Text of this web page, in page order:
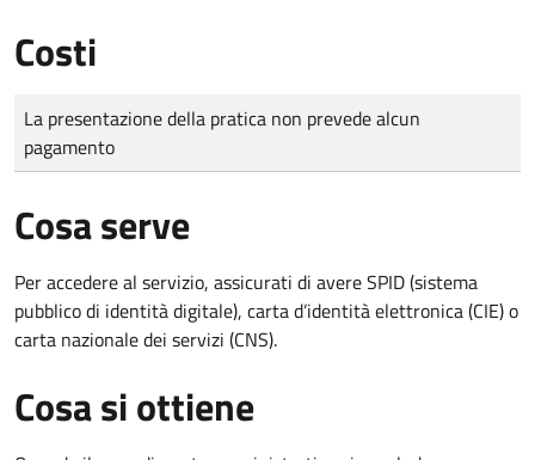
Costi
Tipo di pagamento
Importo
La presentazione della pratica non prevede alcun
pagamento
Cosa serve
Per accedere al servizio, assicurati di avere SPID (sistema
pubblico di identità digitale), carta d’identità elettronica (CIE) o
carta nazionale dei servizi (CNS).
Cosa si ottiene